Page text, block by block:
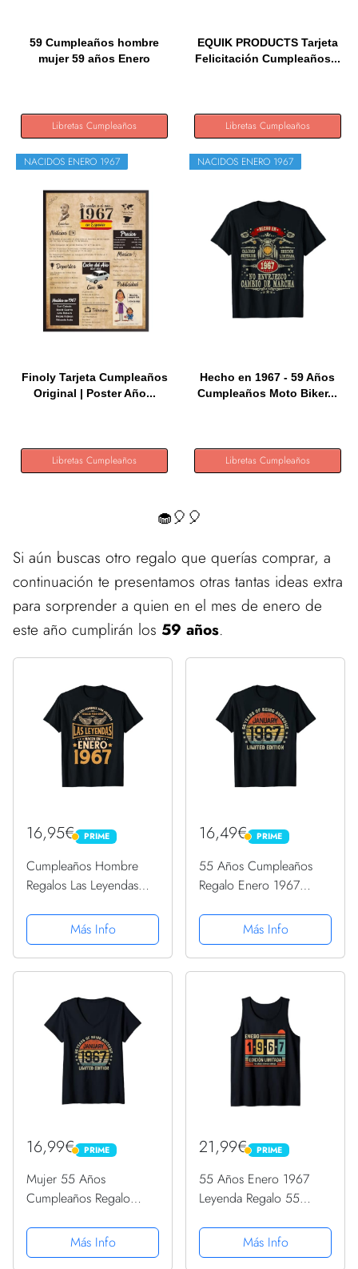
59 Cumpleaños hombre
mujer 59 años Enero
Libretas Cumpleaños
EQUIK PRODUCTS Tarjeta
Felicitación Cumpleaños...
Libretas Cumpleaños
NACIDOS ENERO 1967
Finoly Tarjeta Cumpleaños
Original | Poster Año...
Libretas Cumpleaños
NACIDOS ENERO 1967
Hecho en 1967 - 59 Años
Cumpleaños Moto Biker...
Libretas Cumpleaños
🧁🎈🎈
Si aún buscas otro regalo que querías comprar, a
continuación te presentamos otras tantas ideas extra
para sorprender a quien en el mes de enero de
este año cumplirán los 59 años.
16,95€ PRIME
PRIME
Cumpleaños Hombre
Regalos Las Leyendas
Más Info
16,49€ PRIME
PRIME
55 Años Cumpleaños
Regalo Enero 1967
CamisetaMás Info
16,99€ PRIME
PRIME
Mujer 55 Años
Cumpleaños Regalo
Mujer Hombre Camiseta
Cuello V
Más Info
21,99€ PRIME
PRIME
55 Años Enero 1967
Leyenda Regalo 55
sin MangasMás Info